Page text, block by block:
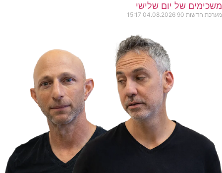
משכימים של יום שלישי
מערכת חדשות 90 04.08.2026
15:17